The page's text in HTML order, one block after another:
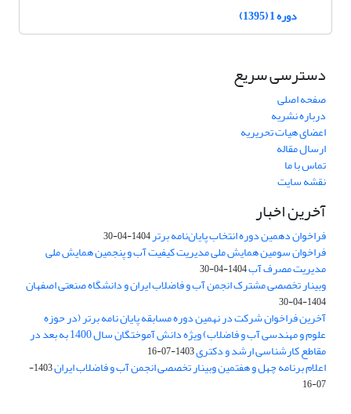
دوره 1 (1395)
دسترسی سریع
صفحه اصلی
درباره نشریه
اعضای هیات تحریریه
ارسال مقاله
تماس با ما
نقشه سایت
آخرین اخبار
فراخوان دهمین دوره انتخاب پایان‌نامه برتر1404-04-30
فراخوان سومین همایش ملی مدیریت کیفیت آب و پنجمین همایش ملی
مدیریت مصرف آب1404-04-30
وبینار تخصصی مشترک انجمن آب و فاضلاب ایران و دانشگاه صنعتی اصفهان
1404-04-30
آخرین فراخوان شرکت در نهمین دوره مسابقه پایان نامه برتر (در حوزه
علوم و مهندسی آب و فاضلاب) ویژه دانش آموختگان سال 1400 به بعد در
مقاطع کارشناسی ارشد و دکتری1403-07-16
اعلام برنامه چهل و هفتمین وبینار تخصصی انجمن آب و فاضلاب ایران
1403-
07-16